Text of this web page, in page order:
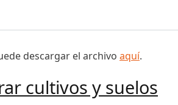
descargar el archivo aquí.
cultivos y suelos